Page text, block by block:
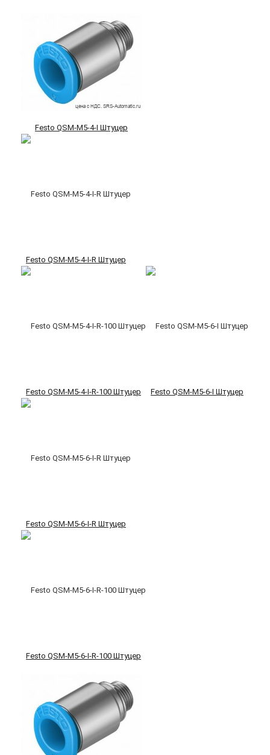
Festo QSM-M5-4-I Штуцер
Festo QSM-M5-4-I-R Штуцер
Festo QSM-M5-4-I-R-100 Штуцер Festo QSM-M5-6-I Штуцер
Festo QSM-M5-6-I-R Штуцер
Festo QSM-M5-6-I-R-100 Штуцер